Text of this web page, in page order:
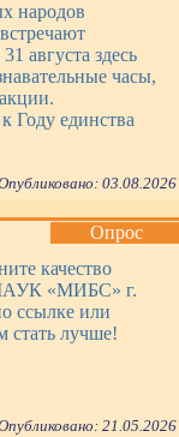
народов
августа здесь
часы,
Году единства
03.08.2026
Опрос
качество
МАУК «МИБС» г.
ссылке или
стать лучше!
21.05.2026